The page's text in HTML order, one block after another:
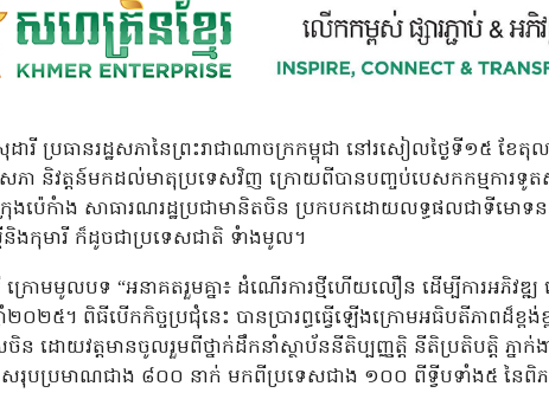
រី ប្រធានរដ្ឋសភានៃព្រះរាជាណាចក្រកម្ពុជា នៅរសៀលថ្ងៃទី១៥ ខែតុ
ភា និវត្តន៍មកដល់មាតុប្រទេសវិញ ក្រោយពីបានបញ្ចប់បេសកកម្មការទូត
ងប៉េកំាង សាធារណរដ្ឋប្រជាមានិតចិន ប្រកបកដោយលទ្ធផលជាទីមោទន
ងកុមារី ក៏ដូចជាប្រទេសជាតិ ទំាងមូល។
ក្រោមមូលបទ “អនាគតរួមគ្នា៖ ដំណើរការថ្មីហើយលឿន ដើម្បីការអភិវឌ្
២៥។ ពិធីបើកកិច្ចប្រជុំនេះ បានប្រារព្ធធ្វើឡើងក្រោមអធិបតីភាពដ៏ខ្
ោយវត្តមានចូលរួមពីថ្នាក់ដឹកនាំស្ថាប័ននីតិប្បញ្ញត្តិ នីតិប្រតិបត្តិ ភ្នាក់
ន្ធ សរុបប្រមាណជាង ៨០០ នាក់ មកពីប្រទេសជាង ១០០ ពីទ្វីបទាំង៥ នៃ